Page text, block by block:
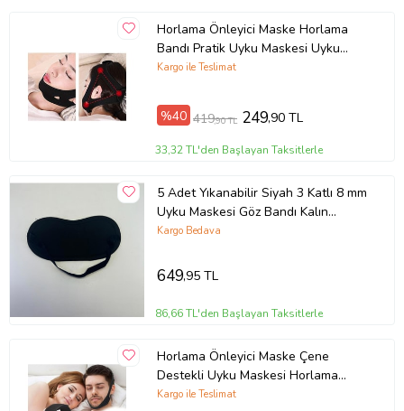
Horlama Önleyici Maske Horlama
Bandı Pratik Uyku Maskesi Uyku
Apnesi Bandı
Kargo ile Teslimat
%40 419,90 TL 249,90 TL
33,32 TL'den Başlayan Taksitlerle
5 Adet Yıkanabilir Siyah 3 Katlı 8 mm
Uyku Maskesi Göz Bandı Kalın
Lastikli Uyku Bandı
Kargo Bedava
649,95 TL
86,66 TL'den Başlayan Taksitlerle
Horlama Önleyici Maske Çene
Destekli Uyku Maskesi Horlama
Bandı Horlama Önleyici Kafa Bandı
Kargo ile Teslimat